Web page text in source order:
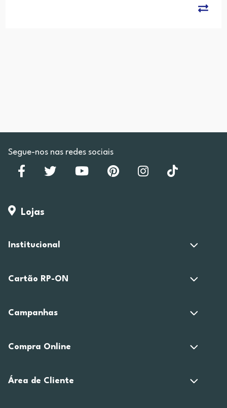
Segue-nos nas redes sociais
Lojas
Institucional
Cartão RP-ON
Campanhas
Compra Online
Área de Cliente